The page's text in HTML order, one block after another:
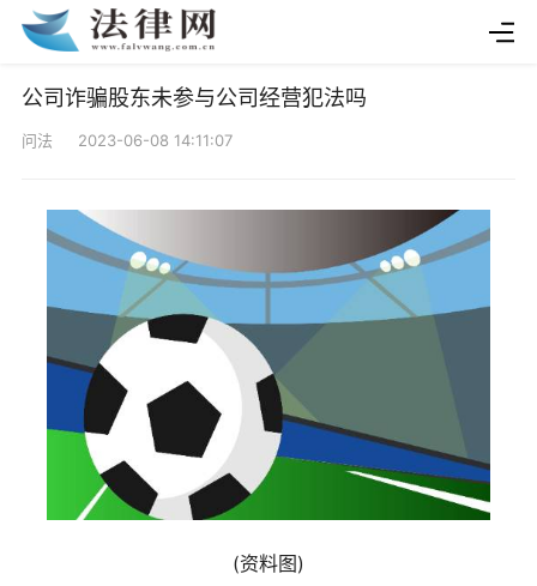
公司诈骗股东未参与公司经营犯法吗
问法 2023-06-08 14:11:07
(资料图)